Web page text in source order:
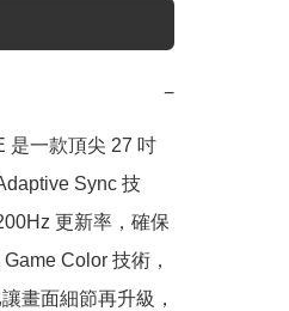
−
是一款頂尖 27 吋
Sync 技
更新率，確保
Color 技術，
畫面細節再升級，